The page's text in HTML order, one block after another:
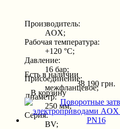
Производитель:
AOX;
Рабочая температура:
+120 °С;
Давление:
16 бар;
Присоединение:
межфланцевое;
Диаметр:
250 мм;
Серия:
BV;
Есть в наличии
38 190 грн.
В корзину